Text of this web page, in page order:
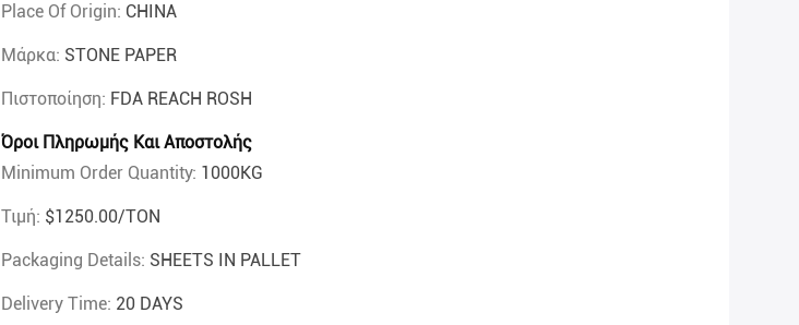
Place Of Origin: CHINA
Μάρκα: STONE PAPER
Πιστοποίηση: FDA REACH ROSH
Όροι Πληρωμής Και Αποστολής
Minimum Order Quantity: 1000KG
Τιμή: $1250.00/TON
Packaging Details: SHEETS IN PALLET
Delivery Time: 20 DAYS